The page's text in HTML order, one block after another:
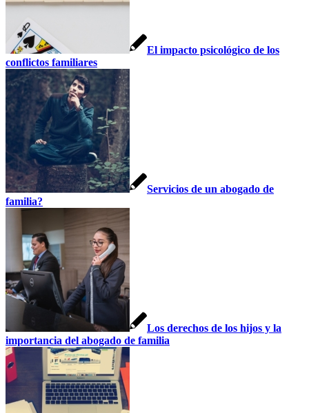
El impacto psicológico de los
conflictos familiares
Servicios de un abogado de
familia?
Los derechos de los hijos y la
importancia del abogado de familia